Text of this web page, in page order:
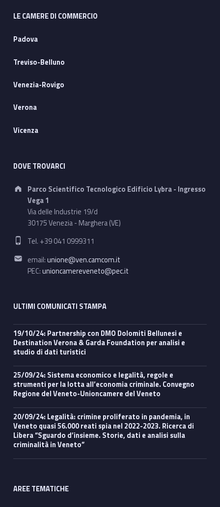
LE CAMERE DI COMMERCIO
Padova
Treviso-Belluno
Venezia-Rovigo
Verona
Vicenza
DOVE TROVARCI
Address:
Parco Scientifico Tecnologico Edificio Lybra - Ingresso
Vega 1
Via delle Industrie 19/d
30175 Venezia - Marghera (VE)
Phone number:
Tel. +39 041 0999311
Email address:
email:unione@ven.camcom.it
PEC:unioncamereveneto@pec.it
ULTIMI COMUNICATI STAMPA
19/10/24: Partnership con DMO Dolomiti Bellunesi e
Destination Verona & Garda Foundation per analisi e
studio di dati turistici
25/09/24: Sistema economico e legalità, regole e
strumenti per la lotta all’economia criminale. Convegno
Regione del Veneto-Unioncamere del Veneto
20/09/24: Legalità: crimine proliferato in pandemia, in
Veneto quasi 56.000 reati spia nel 2022-2023. Ricerca di
Libera “Sguardo d’insieme. Storie, dati e analisi sulla
criminalità in Veneto”
AREE TEMATICHE